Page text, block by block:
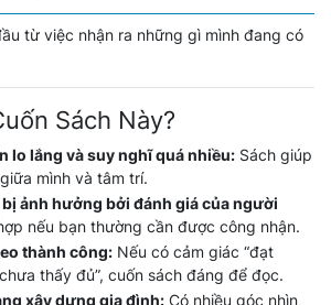
từ việc nhận ra những gì mình đang có
Sách Này?
lo lắng và suy nghĩ quá nhiều: Sách giúp
mình và tâm trí.
ảnh hưởng bởi đánh giá của người
nếu bạn thường cần được công nhận.
thành công: Nếu có cảm giác “đạt
thấy đủ”, cuốn sách đáng để đọc.
xây dựng gia đình: Có nhiều góc nhìn